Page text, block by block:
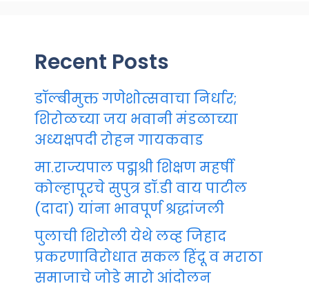
Recent Posts
डॉल्बीमुक्त गणेशोत्सवाचा निर्धार;
शिरोळच्या जय भवानी मंडळाच्या
अध्यक्षपदी रोहन गायकवाड
मा.राज्यपाल पद्मश्री शिक्षण महर्षी
कोल्हापूरचे सुपुत्र डॉ.डी वाय पाटील
(दादा) यांना भावपूर्ण श्रद्धांजली
पुलाची शिरोली येथे लव्ह जिहाद
प्रकरणाविरोधात सकल हिंदू व मराठा
समाजाचे जोडे मारो आंदोलन